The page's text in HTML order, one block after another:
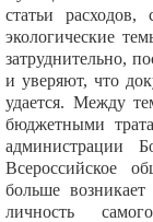
статьи
экологические
затруднительно,
и уверяют, что
удается. Между
бюджетными
администрации
Всероссийское
больше
личность